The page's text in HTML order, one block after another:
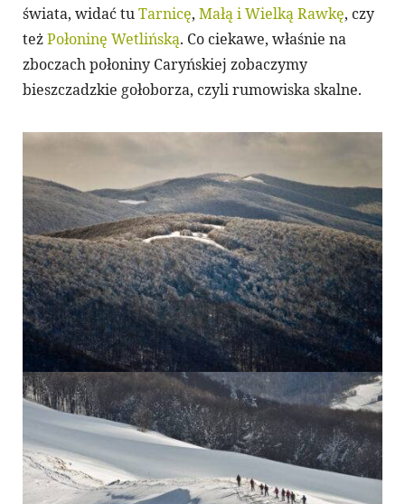
świata, widać tuTarnicę, Małą i Wielką Rawkę, czy
teżPołoninę Wetlińską. Co ciekawe, właśnie na
zboczach połoniny Caryńskiej zobaczymy
bieszczadzkie gołoborza, czyli rumowiska skalne.